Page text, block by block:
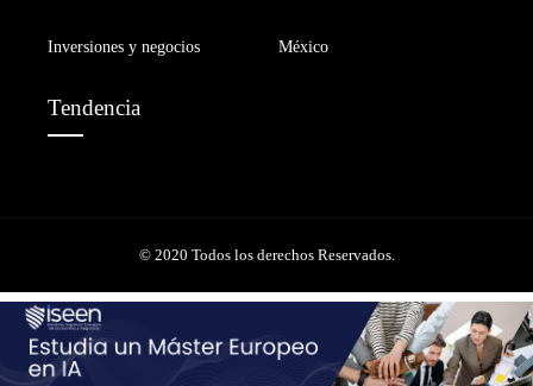
Inversiones y negocios México
Tendencia
© 2020 Todos los derechos Reservados.